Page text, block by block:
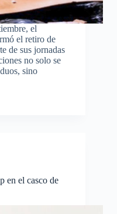
el
el retiro de
de sus jornadas
no solo se
sino
en el casco de